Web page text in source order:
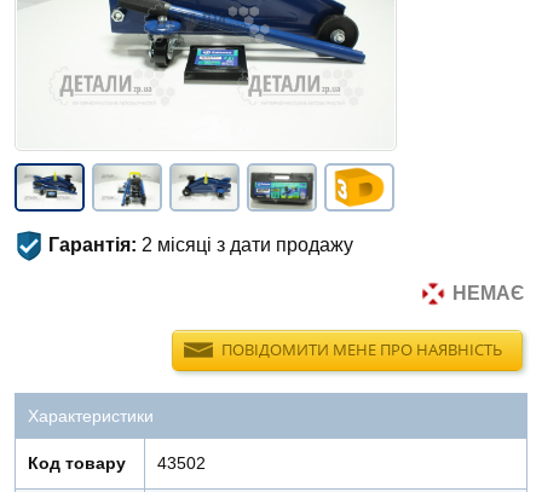
Гарантія: 2 місяці з дати продажу
НЕМАЄ
ПОВІДОМИТИ МЕНЕ ПРО НАЯВНІСТЬ
Характеристики
Код товару 43502